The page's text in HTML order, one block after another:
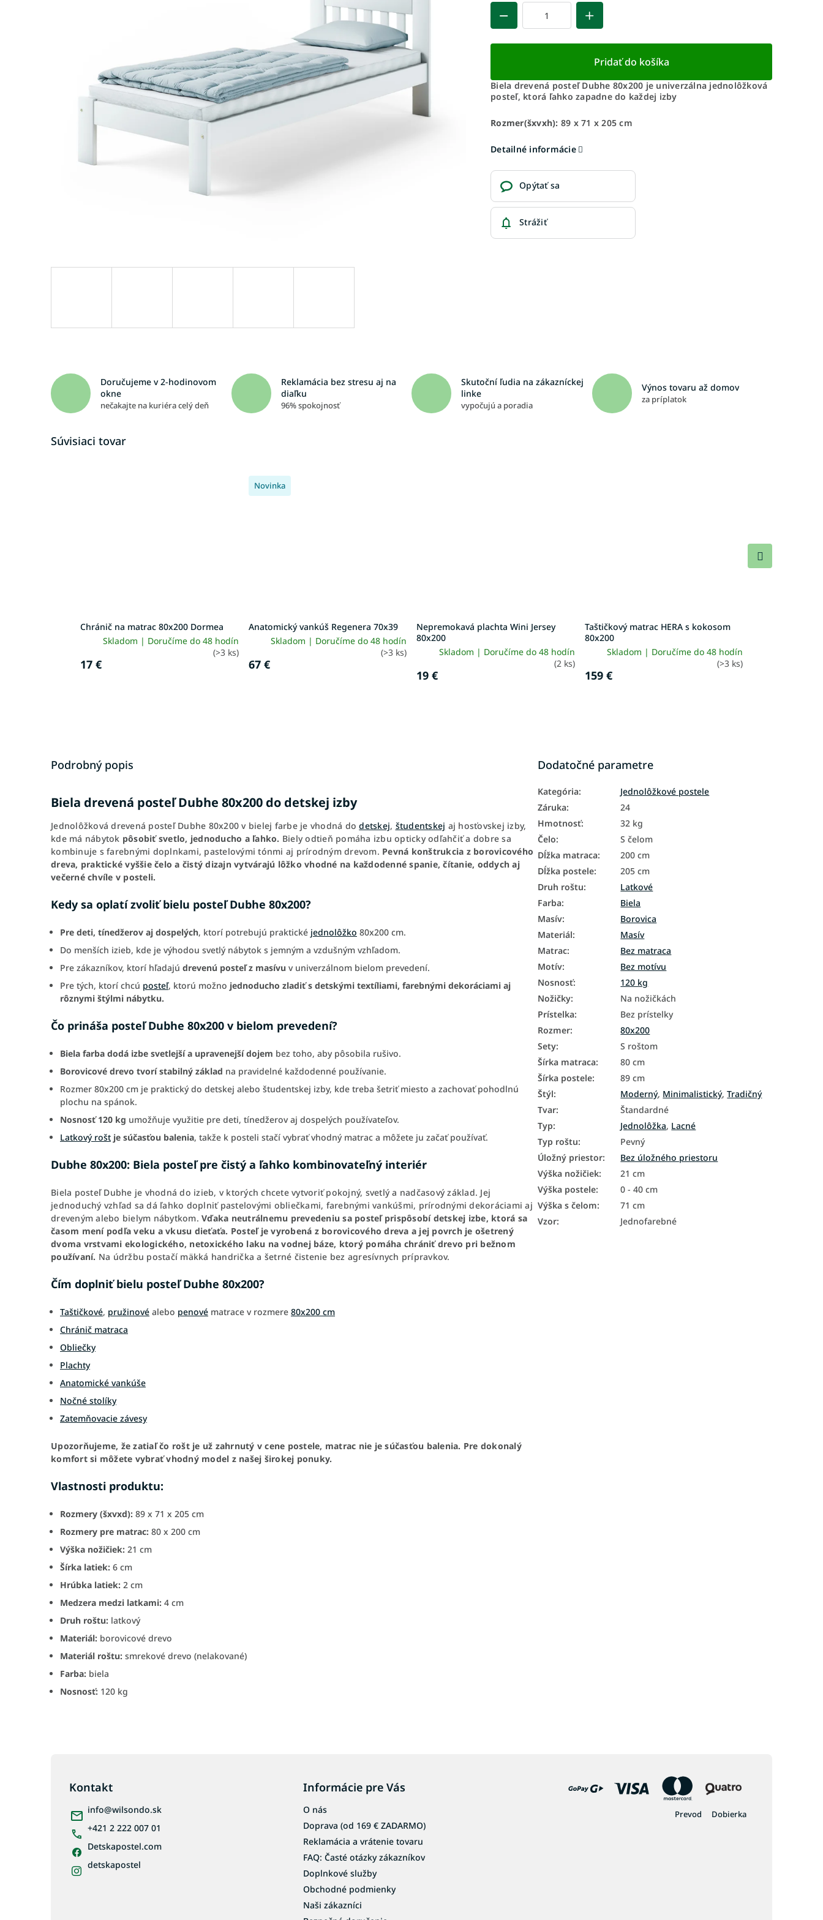
Pridať do košíka
Biela drevená posteľ Dubhe 80x200 je univerzálna jednolôžková
posteľ, ktorá ľahko zapadne do každej izby
Rozmer(šxvxh): 89 x 71 x 205 cm
Detailné informácie
Opýtať sa
Strážiť
Doručujeme v 2-hodinovom
okne
nečakajte na kuriéra celý deň
Reklamácia bez stresu aj na
diaľku
96% spokojnosť
Skutoční ľudia na zákazníckej
linke
vypočujú a poradia
Výnos tovaru až domov
za príplatok
Súvisiaci tovar
Chránič na matrac 80x200 Dormea
Skladom | Doručíme do 48 hodín
(>3 ks)
17 €
Novinka
Anatomický vankúš Regenera 70x39
Skladom | Doručíme do 48 hodín
(>3 ks)
67 €
Nepremokavá plachta Wini Jersey
80x200
Skladom | Doručíme do 48 hodín
(2 ks)
19 €
Taštičkový matrac HERA s kokosom
80x200
Skladom | Doručíme do 48 hodín
(>3 ks)
159 €
Ďalší
Podrobný popis
Biela drevená posteľ Dubhe 80x200 do detskej izby
Jednolôžková drevená posteľ Dubhe 80x200 v bielej farbe je vhodná dodetskej, študentskej aj hosťovskej izby,
kde má nábytok pôsobiť svetlo, jednoducho a ľahko. Biely odtieň pomáha izbu opticky odľahčiť a dobre sa
kombinuje s farebnými doplnkami, pastelovými tónmi aj prírodným drevom. Pevná konštrukcia z borovicového
dreva, praktické vyššie čelo a čistý dizajn vytvárajú lôžko vhodné na každodenné spanie, čítanie, oddych aj
večerné chvíle v posteli.
Kedy sa oplatí zvoliť bielu posteľ Dubhe 80x200?
Pre deti, tínedžerov aj dospelých, ktorí potrebujú praktické jednolôžko 80x200 cm.
Do menších izieb, kde je výhodou svetlý nábytok s jemným a vzdušným vzhľadom.
Pre zákazníkov, ktorí hľadajú drevenú posteľ z masívu v univerzálnom bielom prevedení.
Pre tých, ktorí chcú posteľ, ktorú možno jednoducho zladiť s detskými textíliami, farebnými dekoráciami aj
rôznymi štýlmi nábytku.
Čo prináša posteľ Dubhe 80x200 v bielom prevedení?
Biela farba dodá izbe svetlejší a upravenejší dojem bez toho, aby pôsobila rušivo.
Borovicové drevo tvorí stabilný základ na pravidelné každodenné používanie.
Rozmer 80x200 cm je praktický do detskej alebo študentskej izby, kde treba šetriť miesto a zachovať pohodlnú
plochu na spánok.
Nosnosť 120 kg umožňuje využitie pre deti, tínedžerov aj dospelých používateľov.
Latkový rošt je súčasťou balenia, takže k posteli stačí vybrať vhodný matrac a môžete ju začať používať.
Dubhe 80x200: Biela posteľ pre čistý a ľahko kombinovateľný interiér
Biela posteľ Dubhe je vhodná do izieb, v ktorých chcete vytvoriť pokojný, svetlý a nadčasový základ. Jej
jednoduchý vzhľad sa dá ľahko doplniť pastelovými obliečkami, farebnými vankúšmi, prírodnými dekoráciami aj
dreveným alebo bielym nábytkom. Vďaka neutrálnemu prevedeniu sa posteľ prispôsobí detskej izbe, ktorá sa
časom mení podľa veku a vkusu dieťaťa. Posteľ je vyrobená z borovicového dreva a jej povrch je ošetrený
dvoma vrstvami ekologického, netoxického laku na vodnej báze, ktorý pomáha chrániť drevo pri bežnom
používaní. Na údržbu postačí mäkká handrička a šetrné čistenie bez agresívnych prípravkov.
Čím doplniť bielu posteľ Dubhe 80x200?
Taštičkové, pružinové alebo penové matrace v rozmere 80x200 cm
Chránič matraca
Obliečky
Plachty
Anatomické vankúše
Nočné stolíky
Zatemňovacie závesy
Upozorňujeme, že zatiaľ čo rošt je už zahrnutý v cene postele, matrac nie je súčasťou balenia. Pre dokonalý
komfort si môžete vybrať vhodný model z našej širokej ponuky.
Vlastnosti produktu:
Rozmery (šxvxd): 89 x 71 x 205 cm
Rozmery pre matrac: 80 x 200 cm
Výška nožičiek: 21 cm
Šírka latiek: 6 cm
Hrúbka latiek: 2 cm
Medzera medzi latkami: 4 cm
Druh roštu: latkový
Materiál: borovicové drevo
Materiál roštu: smrekové drevo (nelakované)
Farba: biela
Nosnosť: 120 kg
Dodatočné parametre
Kategória:
Jednolôžkové postele
Záruka:
24
Hmotnosť:
32 kg
Čelo:
S čelom
Dĺžka matraca:
200 cm
Dĺžka postele:
205 cm
Druh roštu:
Latkové
Farba:
Biela
Masív:
Borovica
Materiál:
Masív
Matrac:
Bez matraca
Motív:
Bez motívu
Nosnosť:
120 kg
Nožičky:
Na nožičkách
Prístelka:
Bez prístelky
Rozmer:
80x200
Sety:
S roštom
Šírka matraca:
80 cm
Šírka postele:
89 cm
Štýl: Moderný, Minimalistický,Tradičný
Tvar:
Štandardné
Typ: Jednolôžka, Lacné
Typ roštu:
Pevný
Úložný priestor:
Bez úložného priestoru
Výška nožičiek:
21 cm
Výška postele:
0 - 40 cm
Výška s čelom:
71 cm
Vzor: Jednofarebné
Kontakt
info@wilsondo.sk
+421 2 222 007 01
Detskapostel.com
detskapostel
Informácie pre Vás
O nás
Doprava (od 169 € ZADARMO)
Reklamácia a vrátenie tovaru
FAQ: Časté otázky zákazníkov
Doplnkové služby
Obchodné podmienky
Naši zákazníci
Prevod Dobierka